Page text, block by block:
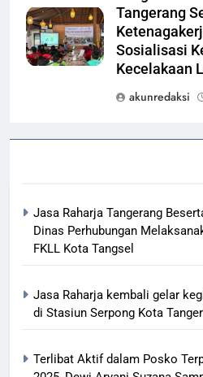
Tangerang
Sosialisasi
Kecelakaan
akunredaksi
Jasa Raharja Tangerang
Dinas Perhubungan
FKLL Kota Tangsel
Jasa Raharja kembali gelar
di Stasiun Serpong Kota
Terlibat Aktif dalam Posko